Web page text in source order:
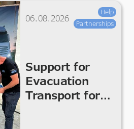
06.08.2026
Help
Partnerships
Support for
Evacuation
Transport for